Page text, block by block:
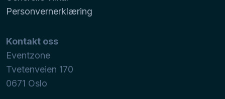
Personvernerklæring
Kontakt oss
Eventzone
Tvetenveien 170
0671 Oslo